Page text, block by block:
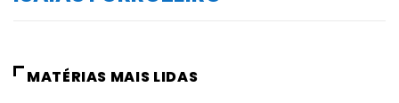
MATÉRIAS MAIS LIDAS